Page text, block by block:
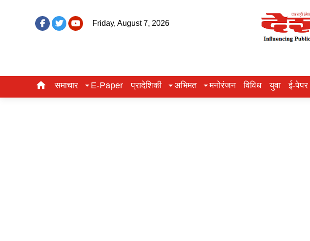
Friday, August 7, 2026
समाचार E-Paper प्रादेशिकी अभिमत मनोरंजन विविध युवा ई-पेपर